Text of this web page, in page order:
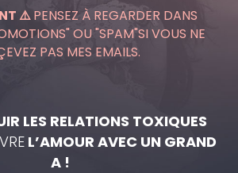
⚠️PENSEZ À REGARDER DANS
OU "SPAM"SI VOUS NE
PAS MES EMAILS.
LES RELATIONS TOXIQUES
L’AMOUR AVEC UN GRAND
A !